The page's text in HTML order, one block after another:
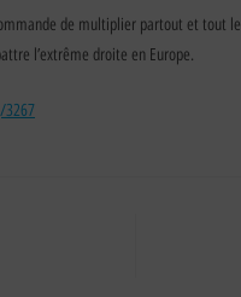
de multiplier partout et tout
l’extrême droite en Europe.
3267